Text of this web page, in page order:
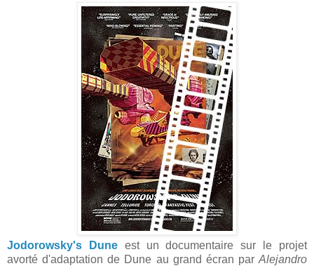
Jodorowsky's Duneest un documentaire sur le projet
avorté d'adaptation de Dune au grand écran par Alejandro